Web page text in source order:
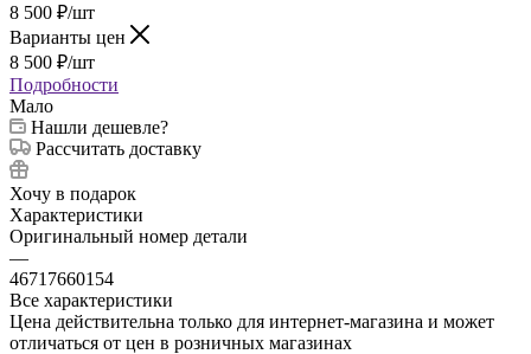
8 500 ₽/шт
Варианты цен
8 500 ₽/шт
Подробности
Мало
Нашли дешевле?
Рассчитать доставку
Хочу в подарок
Характеристики
Оригинальный номер детали
—
46717660154
Все характеристики
Цена действительна только для интернет-магазина и может
отличаться от цен в розничных магазинах